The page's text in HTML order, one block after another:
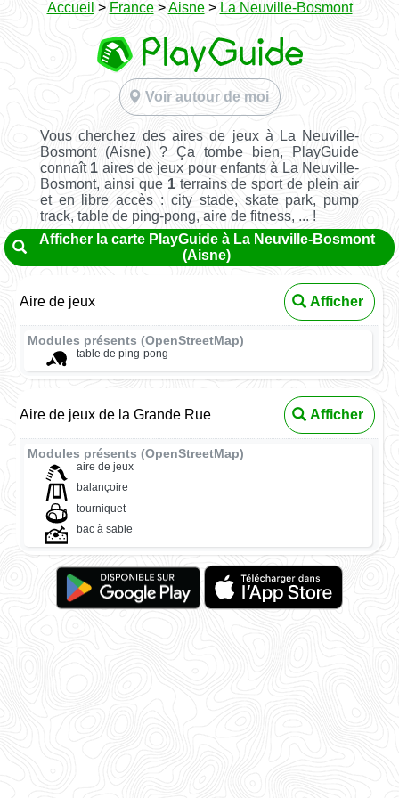
Accueil > France>Aisne> La Neuville-Bosmont
Voir autour de moi
Vous cherchez des aires de jeux à La Neuville-
Bosmont (Aisne) ? Ça tombe bien, PlayGuide
connaît 1 aires de jeux pour enfants à La Neuville-
Bosmont, ainsi que 1terrains de sport de plein air
et en libre accès : city stade, skate park, pump
track, table de ping-pong, aire de fitness, ... !
Afficher la carte PlayGuide à La Neuville-Bosmont
(Aisne)
Aire de jeux Afficher
Modules présents (OpenStreetMap)
table de ping-pong
Aire de jeux de la Grande Rue Afficher
Modules présents (OpenStreetMap)
aire de jeux
balançoire
tourniquet
bac à sable